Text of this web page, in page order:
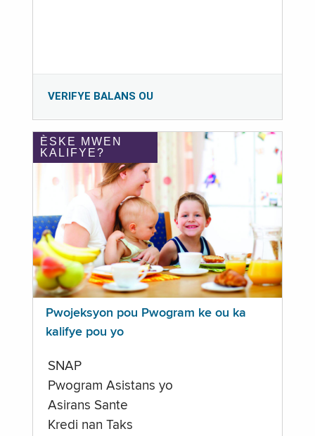
VERIFYE BALANS OU
ÈSKE MWEN
KALIFYE?
Pwojeksyon pou Pwogram ke ou ka
kalifye pou yo
SNAP
Pwogram Asistans yo
Asirans Sante
Kredi nan Taks